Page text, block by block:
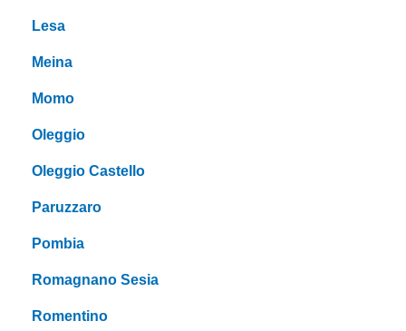
Lesa
Meina
Momo
Oleggio
Oleggio Castello
Paruzzaro
Pombia
Romagnano Sesia
Romentino